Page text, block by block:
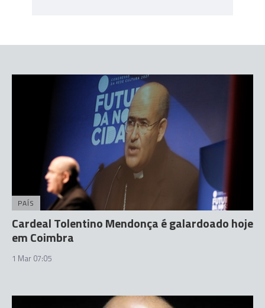
PAÍS
Cardeal Tolentino Mendonça é galardoado hoje
em Coimbra
1 Mar 07:05